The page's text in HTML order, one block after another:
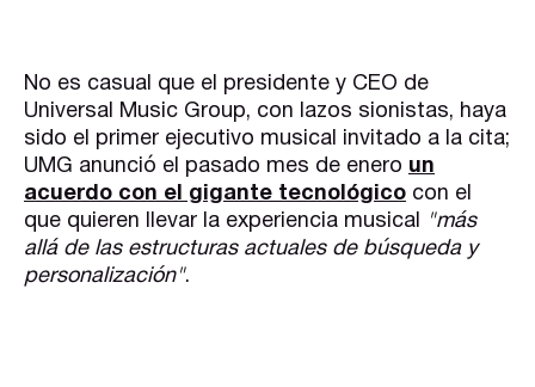
No es casual que el presidente y CEO de
Universal Music Group, con lazos sionistas, haya
sido el primer ejecutivo musical invitado a la cita;
UMG anunció el pasado mes de enero un
acuerdo con el gigante tecnológico con el
que quieren llevar la experiencia musical
"más
allá de las estructuras actuales de búsqueda y
personalización".